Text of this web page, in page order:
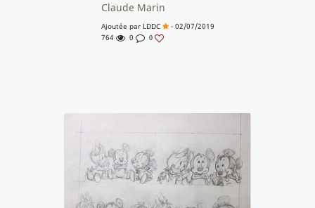
Claude Marin
Ajoutée par LDDC
- 02/07/2019
764
0 0